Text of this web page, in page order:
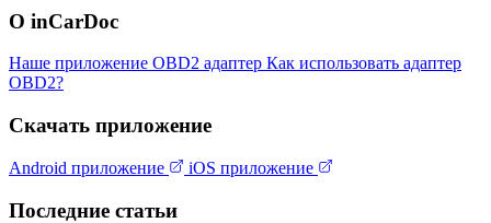
О inCarDoc
Наше приложение OBD2 адаптер Как использовать адаптер
OBD2?
Скачать приложение
Android приложение iOS приложение
Последние статьи